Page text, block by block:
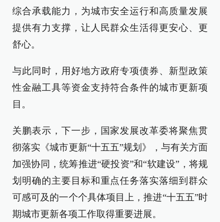
综合承载能力，为城市安全运行和高质量发展
提供有力支撑，让人民群众生活得更安心、更
舒心。
与此同时，用好地方政府专项债券、新型政策
性金融工具等资金支持符合条件的城市更新项
目。
关鹏表示，下一步，国家发展改革委将聚焦贯
彻落实《城市更新“十五五”规划》，与有关方面
加强协同，统筹推进“硬投资”和“软建设”，将规
划明确的主要目标和重点任务落实落细到群众
可感可及的一个个具体项目上，推进“十五五”时
期城市更新各项工作取得重要进展。